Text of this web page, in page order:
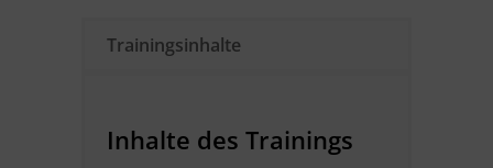
Trainingsinhalte
Inhalte des Trainings